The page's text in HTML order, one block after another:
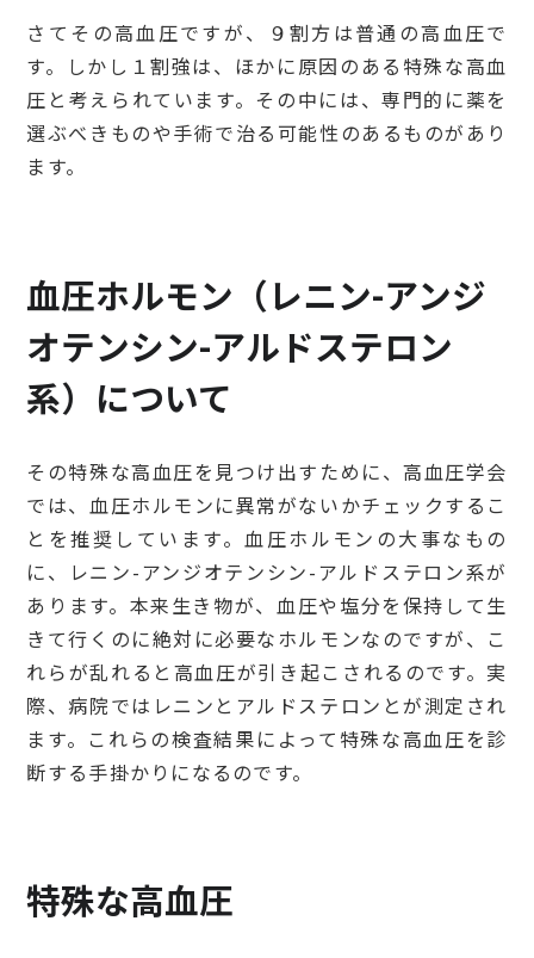
さてその高血圧ですが、９割方は普通の高血圧で
す。しかし１割強は、ほかに原因のある特殊な高血
圧と考えられています。その中には、専門的に薬を
選ぶべきものや手術で治る可能性のあるものがあり
ます。
血圧ホルモン（レニン-アンジ
オテンシン-アルドステロン
系）について
その特殊な高血圧を見つけ出すために、高血圧学会
では、血圧ホルモンに異常がないかチェックするこ
とを推奨しています。血圧ホルモンの大事なもの
に、レニン-アンジオテンシン-アルドステロン系が
あります。本来生き物が、血圧や塩分を保持して生
きて行くのに絶対に必要なホルモンなのですが、こ
れらが乱れると高血圧が引き起こされるのです。実
際、病院ではレニンとアルドステロンとが測定され
ます。これらの検査結果によって特殊な高血圧を診
断する手掛かりになるのです。
特殊な高血圧